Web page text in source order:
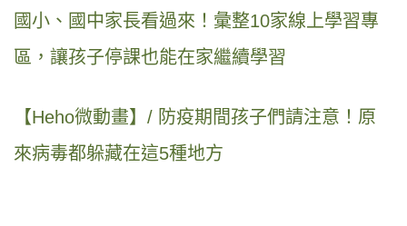
國小、國中家長看過來！彙整10家線上學習專
區，讓孩子停課也能在家繼續學習
【Heho微動畫】/ 防疫期間孩子們請注意！原
來病毒都躲藏在這5種地方